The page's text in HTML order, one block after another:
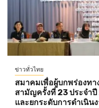
ข่าวทั่วไทย
สมาคมเพื่อผู้บกพร่องทา
สามัญครั้งที่ 23 ประจำ
และยกระดับการดำเนิ